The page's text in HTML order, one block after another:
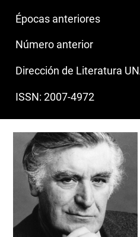
Épocas anteriores
Número anterior
Dirección de Literatura
ISSN: 2007-4972